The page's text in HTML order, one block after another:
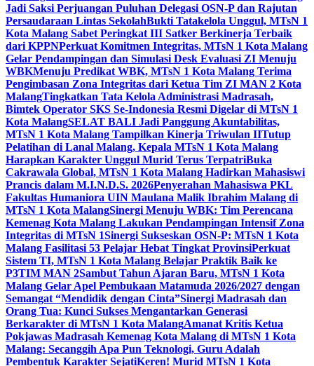
Jadi Saksi Perjuangan Puluhan Delegasi OSN-P dan Rajutan
Persaudaraan Lintas SekolahBukti Tatakelola Unggul, MTsN 1
Kota Malang Sabet Peringkat III Satker Berkinerja Terbaik
dari KPPNPerkuat Komitmen Integritas, MTsN 1 Kota Malang
Gelar Pendampingan dan Simulasi Desk Evaluasi ZI Menuju
WBKMenuju Predikat WBK, MTsN 1 Kota Malang Terima
Pengimbasan Zona Integritas dari Ketua Tim ZI MAN 2 Kota
MalangTingkatkan Tata Kelola Administrasi Madrasah,
Bimtek Operator SKS Se-Indonesia Resmi Digelar di MTsN 1
Kota MalangSELAT BALI Jadi Panggung Akuntabilitas,
MTsN 1 Kota Malang Tampilkan Kinerja Triwulan IITutup
Pelatihan di Lanal Malang, Kepala MTsN 1 Kota Malang
Harapkan Karakter Unggul Murid Terus TerpatriBuka
Cakrawala Global, MTsN 1 Kota Malang Hadirkan Mahasiswi
Prancis dalam M.I.N.D.S. 2026Penyerahan Mahasiswa PKL
Fakultas Humaniora UIN Maulana Malik Ibrahim Malang di
MTsN 1 Kota MalangSinergi Menuju WBK: Tim Perencana
Kemenag Kota Malang Lakukan Pendampingan Intensif Zona
Integritas di MTsN 1Sinergi Sukseskan OSN-P: MTsN 1 Kota
Malang Fasilitasi 53 Pelajar Hebat Tingkat ProvinsiPerkuat
Sistem TI, MTsN 1 Kota Malang Belajar Praktik Baik ke
P3TIM MAN 2Sambut Tahun Ajaran Baru, MTsN 1 Kota
Malang Gelar Apel Pembukaan Matamuda 2026/2027 dengan
Semangat “Mendidik dengan Cinta”Sinergi Madrasah dan
Orang Tua: Kunci Sukses Mengantarkan Generasi
Berkarakter di MTsN 1 Kota MalangAmanat Kritis Ketua
Pokjawas Madrasah Kemenag Kota Malang di MTsN 1 Kota
Malang: Secanggih Apa Pun Teknologi, Guru Adalah
Pembentuk Karakter SejatiKeren! Murid MTsN 1 Kota